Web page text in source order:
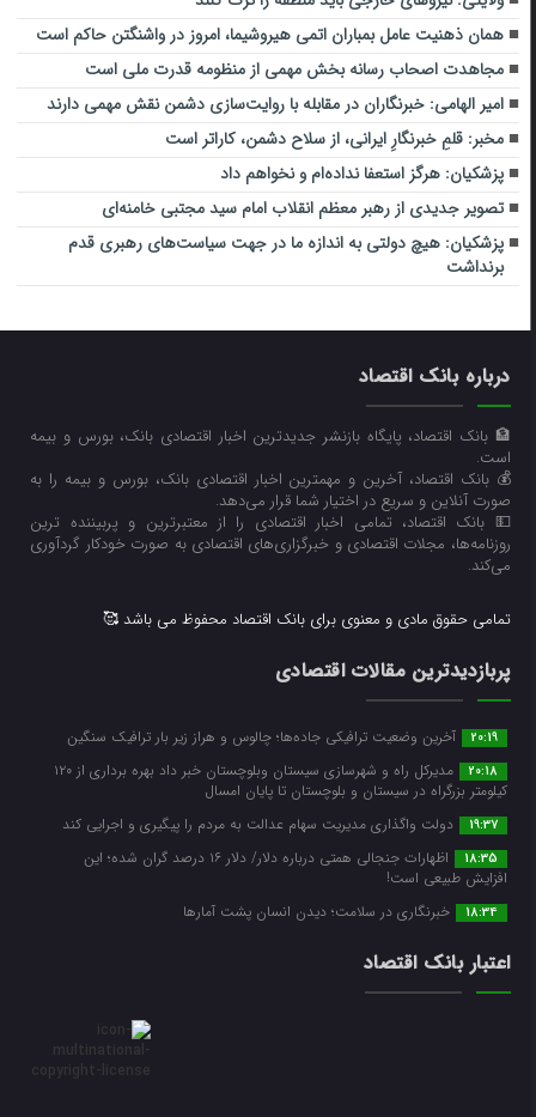
همان ذهنیت عامل بمباران اتمی هیروشیما، امروز در واشنگتن حاکم است
مجاهدت اصحاب رسانه بخش مهمی از منظومه قدرت ملی است
امیر الهامی: خبرنگاران در مقابله با روایت‌سازی دشمن نقش مهمی دارند
مخبر: قلمِ خبرنگارِ ایرانی، از سلاح دشمن، کاراتر است
پزشکیان: هرگز استعفا نداده‌ام و نخواهم داد
تصویر جدیدی از رهبر معظم انقلاب امام سید مجتبی خامنه‌ای
پزشکیان: هیچ دولتی به اندازه ما در جهت سیاست‌های رهبری قدم
برنداشت
درباره بانک اقتصاد
🏦 بانک اقتصاد، پایگاه بازنشر جدیدترین اخبار اقتصادی بانک، بورس و بیمه
است.
💰 بانک اقتصاد، آخرین و مهمترین اخبار اقتصادی بانک، بورس و بیمه را به
صورت آنلاین و سریع در اختیار شما قرار می‌‌دهد.
💵 بانک اقتصاد، تمامی اخبار اقتصادی را از معتبرترین و پربیننده ترین
روزنامه‌ها، مجلات اقتصادی و خبرگزاری‌های اقتصادی به صورت خودکار گردآوری
می‌کند.
تمامی حقوق مادی و معنوی برای بانک اقتصاد محفوظ می باشد 🥰
پربازدیدترین مقالات اقتصادی
20:19 آخرین وضعیت ترافیکی جاده‌ها؛ چالوس و هراز زیر بار ترافیک سنگین
20:18
مدیرکل راه و شهرسازی سیستان وبلوچستان خبر داد بهره برداری از ۱۲۰
کیلومتر بزرگراه در سیستان و بلوچستان تا پایان امسال
19:37 دولت واگذاری مدیریت سهام عدالت به مردم را پیگیری و اجرایی کند
18:35
اظهارات جنجالی همتی درباره دلار/ دلار ۱۶ درصد گران شده؛ این
افزایش طبیعی است!
18:34 خبرنگاری در سلامت؛ دیدن انسان پشت آمارها
اعتبار بانک اقتصاد